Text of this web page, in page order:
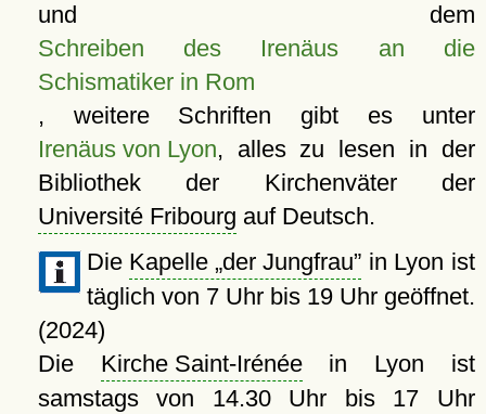
und dem
Schreiben des Irenäus an die
Schismatiker in Rom
, weitere Schriften gibt es unter
Irenäus von Lyon, alles zu lesen in der
Bibliothek der Kirchenväter der
Université Fribourg auf Deutsch.
Die Kapelle der Jungfrau in Lyon ist
täglich von 7 Uhr bis 19 Uhr geöffnet.
(2024)
Die Kirche Saint-Irénéein Lyon ist
samstags von 14.30 Uhr bis 17 Uhr